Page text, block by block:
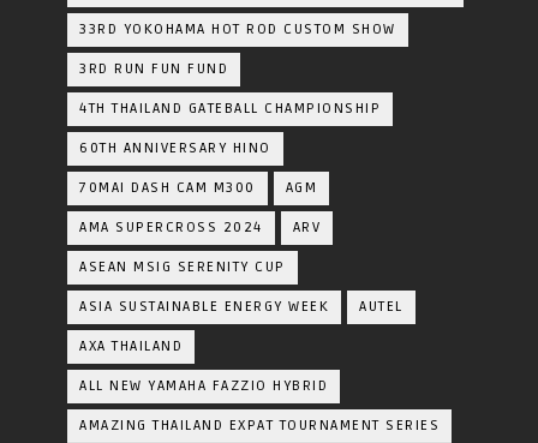
33RD YOKOHAMA HOT ROD CUSTOM SHOW
3RD RUN FUN FUND
4TH THAILAND GATEBALL CHAMPIONSHIP
60TH ANNIVERSARY HINO
70MAI DASH CAM M300 AGM
AMA SUPERCROSS 2024 ARV
ASEAN MSIG SERENITY CUP
ASIA SUSTAINABLE ENERGY WEEK AUTEL
AXA THAILAND
ALL NEW YAMAHA FAZZIO HYBRID
AMAZING THAILAND EXPAT TOURNAMENT SERIES